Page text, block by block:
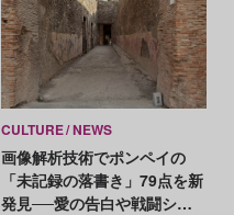
CULTURE NEWS
画像解析技術でポンペイの
「未記録の落書き」79点を新
発見──愛の告白や戦闘シー